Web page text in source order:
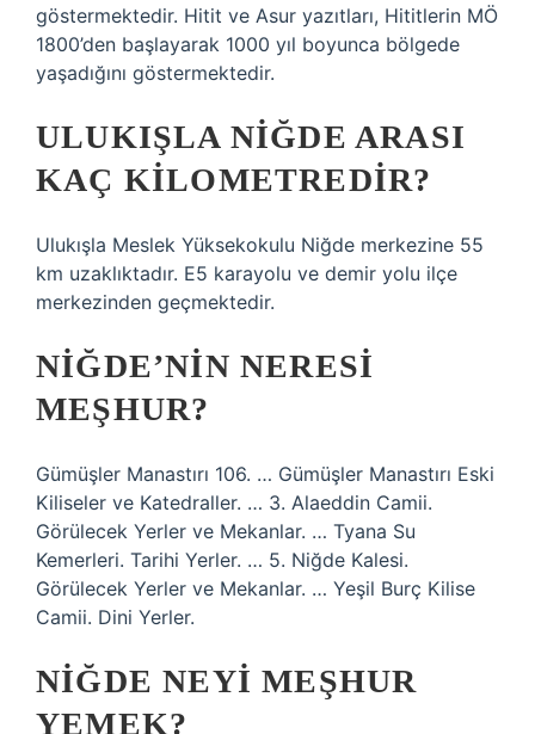
göstermektedir. Hitit ve Asur yazıtları, Hititlerin MÖ
1800’den başlayarak 1000 yıl boyunca bölgede
yaşadığını göstermektedir.
ULUKIŞLA NIĞDE ARASI
KAÇ KILOMETREDIR?
Ulukışla Meslek Yüksekokulu Niğde merkezine 55
km uzaklıktadır. E5 karayolu ve demir yolu ilçe
merkezinden geçmektedir.
NIĞDE’NIN NERESI
MEŞHUR?
Gümüşler Manastırı 106. … Gümüşler Manastırı Eski
Kiliseler ve Katedraller. … 3. Alaeddin Camii.
Görülecek Yerler ve Mekanlar. … Tyana Su
Kemerleri. Tarihi Yerler. … 5. Niğde Kalesi.
Görülecek Yerler ve Mekanlar. … Yeşil Burç Kilise
Camii. Dini Yerler.
NIĞDE NEYI MEŞHUR
YEMEK?